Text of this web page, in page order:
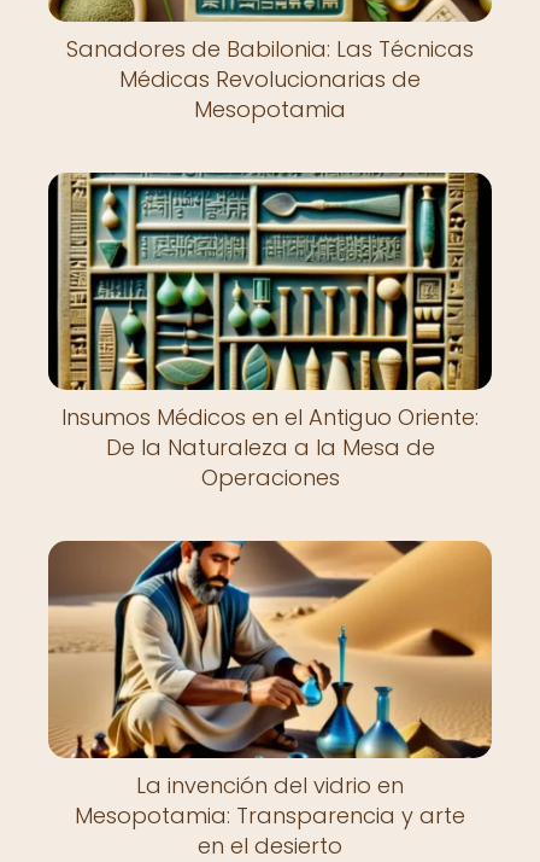
Sanadores de Babilonia: Las Técnicas
Médicas Revolucionarias de
Mesopotamia
Insumos Médicos en el Antiguo Oriente:
De la Naturaleza a la Mesa de
Operaciones
La invención del vidrio en
Mesopotamia: Transparencia y arte
en el desierto